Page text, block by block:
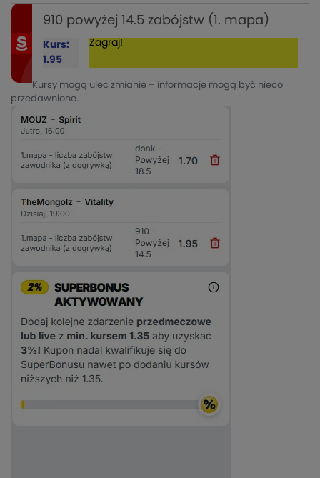
910 powyżej 14.5 zabójstw (1. mapa)
Kurs:
1.95
Zagraj!
Kursy mogą ulec zmianie – informacje mogą być nieco
przedawnione.